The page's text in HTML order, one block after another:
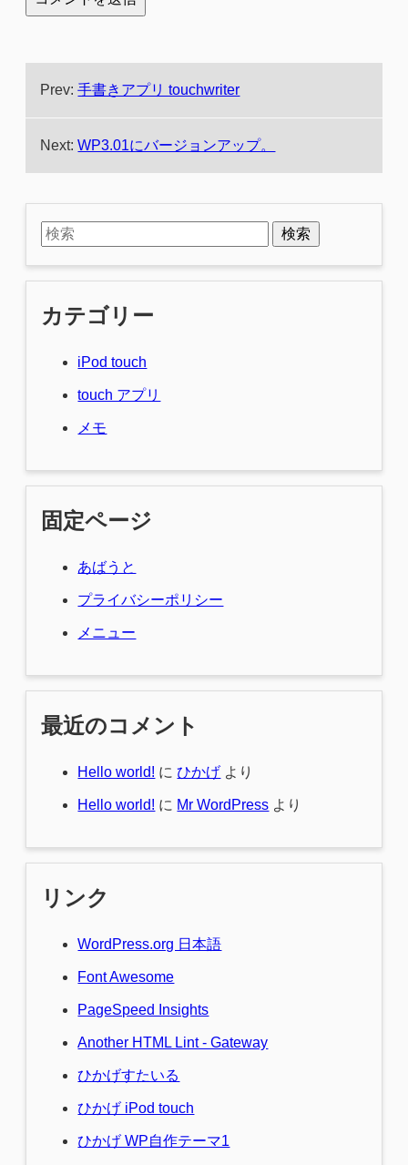
Prev:手書きアプリ touchwriter
Next:WP3.01にバージョンアップ。
検索
カテゴリー
iPod touch
touch アプリ
メモ
固定ページ
あばうと
プライバシーポリシー
メニュー
最近のコメント
Hello world! にひかげ より
Hello world! に Mr WordPress より
リンク
WordPress.org 日本語
Font Awesome
PageSpeed Insights
Another HTML Lint - Gateway
ひかげすたいる
ひかげ iPod touch
ひかげ WP自作テーマ1